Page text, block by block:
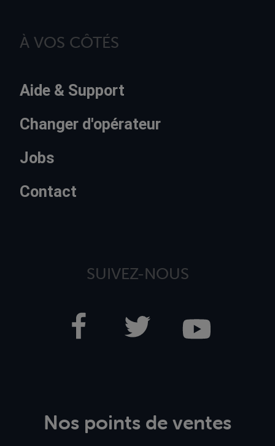
À VOS CÔTÉS
Aide & Support
Changer d'opérateur
Jobs
Contact
SUIVEZ-NOUS
Nos points de ventes